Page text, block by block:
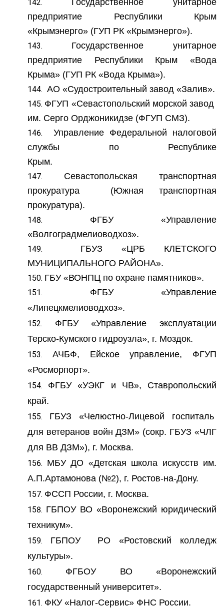
предприятие Республики Крым
«Крымэнерго» (ГУП РК «Крымэнерго»).
Государственное унитарное
предприятие Республики Крым «Вода
Крыма» (ГУП РК «Вода Крыма»).
АО «Судостроительный завод «Залив».
ФГУП «Севастопольский морской завод
им. Серго Орджоникидзе (ФГУП СМЗ).
Управление Федеральной налоговой
службы по Республике
Крым.
Севастопольская транспортная
прокуратура (Южная транспортная
прокуратура).
ФГБУ «Управление
«Волгоградмелиоводхоз».
ГБУЗ «ЦРБ КЛЕТСКОГО
МУНИЦИПАЛЬНОГО РАЙОНА».
ГБУ «ВОНПЦ по охране памятников».
ФГБУ «Управление
«Липецкмелиоводхоз».
ФГБУ «Управление эксплуатации
Терско-Кумского гидроузла», г. Моздок.
АЧБФ, Ейское управление, ФГУП
«Росморпорт».
ФГБУ «УЭКГ и ЧВ», Ставропольский
край.
ГБУЗ «Челюстно-Лицевой госпиталь
для ветеранов войн ДЗМ» (сокр. ГБУЗ «ЧЛГ
для ВВ ДЗМ»), г. Москва.
МБУ ДО «Детская школа искусств им.
А.П.Артамонова (№2), г. Ростов-на-Дону.
ФССП России, г. Москва.
ГБПОУ ВО «Воронежский юридический
техникум».
ГБПОУ РО «Ростовский колледж
культуры».
ФГБОУ ВО «Воронежский
государственный университет».
ФКУ «Налог-Сервис» ФНС России.